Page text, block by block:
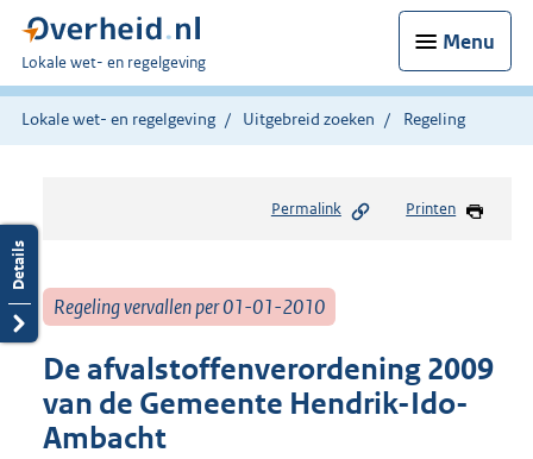
Menu
U
bent
hier:
Lokale wet- en regelgeving
Lokale wet- en regelgeving Uitgebreid zoeken Regeling
Permalink Printen
Regeling vervallen per 01-01-2010
De afvalstoffenverordening 2009
van de Gemeente Hendrik-Ido-
Ambacht